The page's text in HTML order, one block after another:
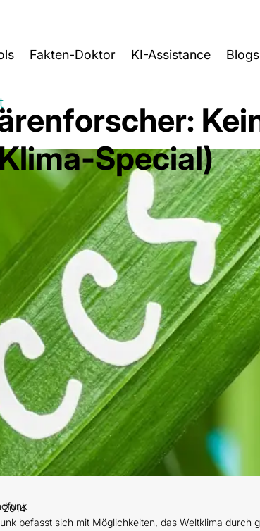
Fakten-Doktor KI-Assistance Blogs
Special)
2014
befasst sich mit Möglichkeiten, das Weltklima